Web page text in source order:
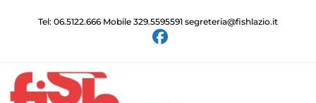
Tel: 06.5122.666 Mobile 329.5595591 segreteria@fishlazio.it